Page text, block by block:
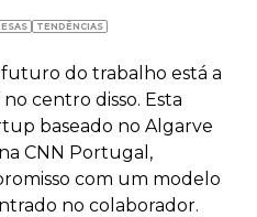
TENDÊNCIAS
do trabalho está a
centro disso. Esta
baseado no Algarve
CNN Portugal,
com um modelo
no colaborador.